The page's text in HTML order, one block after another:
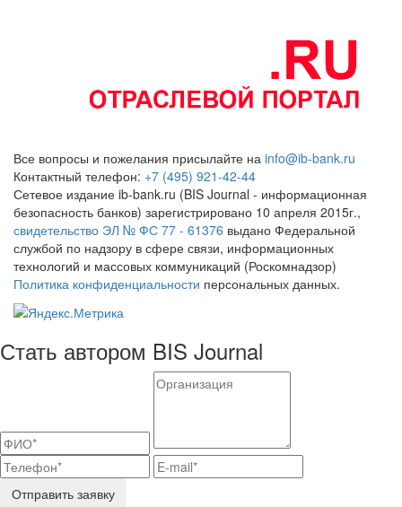
Все вопросы и пожелания присылайте на info@ib-bank.ru
Контактный телефон: +7 (495) 921-42-44
Сетевое издание ib-bank.ru (BIS Journal - информационная
безопасность банков) зарегистрировано 10 апреля 2015г.,
свидетельство ЭЛ № ФС 77 - 61376 выдано Федеральной
службой по надзору в сфере связи, информационных
технологий и массовых коммуникаций (Роскомнадзор)
Политика конфиденциальности персональных данных.
Стать автором BIS Journal
Отправить заявку